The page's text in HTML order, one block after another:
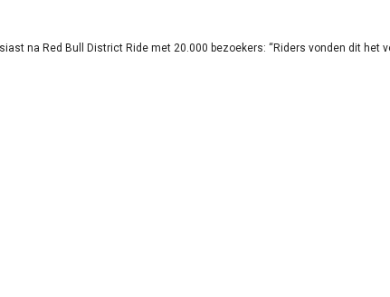
na Red Bull District Ride met 20.000 bezoekers: “Riders vonden dit het